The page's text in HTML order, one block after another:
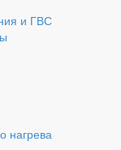
и ГВС
нагрева